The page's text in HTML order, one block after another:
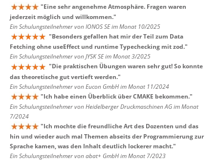
"Eine sehr angenehme Atmosphäre. Fragen waren
jederzeit möglich und willkommen."
Ein Schulungsteilnehmer von IONOS SE im Monat 10/2025
"Besonders gefallen hat mir der Teil zum Data
Fetching ohne useEffect und runtime Typechecking mit zod."
Ein Schulungsteilnehmer von JYSK SE im Monat 3/2025
"Die praktischen Übungen waren sehr gut! So konnte
das theoretische gut vertieft werden."
Ein Schulungsteilnehmer von Eucon GmbH im Monat 11/2024
"Ich habe einen Überblick über CMAKE bekommen."
Ein Schulungsteilnehmer von Heidelberger Druckmaschinen AG im Monat
7/2024
"Ich mochte die freundliche Art des Dozenten und das
hin und wieder auch mal Themen abseits der Programmierung zur
Sprache kamen, was den Inhalt deutlich lockerer macht."
Ein Schulungsteilnehmer von abat+ GmbH im Monat 7/2023